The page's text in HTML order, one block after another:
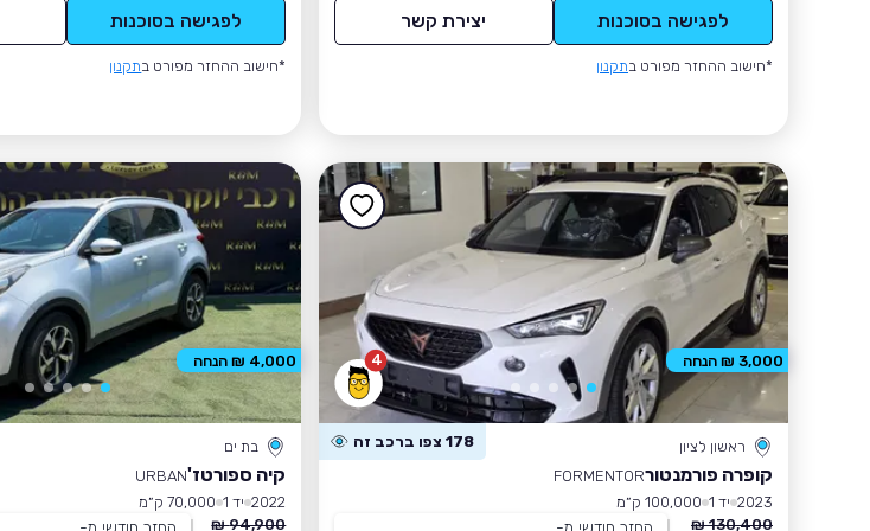
לפגישה בסוכנות יצירת קשר
*חישוב ההחזר מפורט בתקנון
לפגישה בסוכנות
*חישוב ההחזר מפורט בתקנון
4
ראשון לציון 178 צפו ברכב זה
קופרה פורמנטורFORMENTOR
2023 יד 1
100,000 ק״מ
130,400 ₪
3,000 ₪ הנחה
בת ים
קיה ספורטז'URBAN
2022 יד 1
70,000 ק״מ
94,900 ₪
4,000 ₪ הנחה